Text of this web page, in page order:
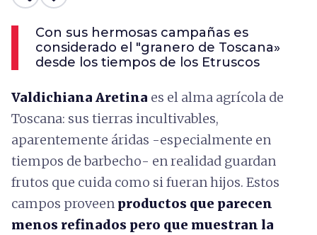
Con sus hermosas campañas es
considerado el "granero de Toscana»
desde los tiempos de los Etruscos
Valdichiana Aretina es el alma agrícola de
Toscana: sus tierras incultivables,
aparentemente áridas -especialmente en
tiempos de barbecho- en realidad guardan
frutos que cuida como si fueran hijos. Estos
campos proveen productos que parecen
menos refinados pero que muestran la